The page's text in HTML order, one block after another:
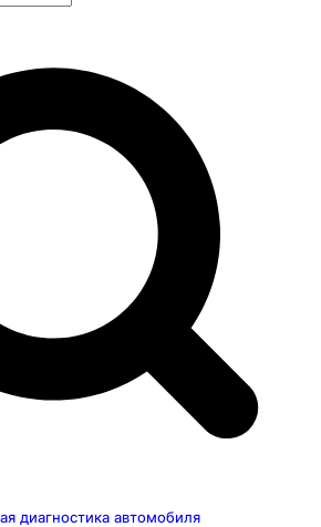
диагностика автомобиля